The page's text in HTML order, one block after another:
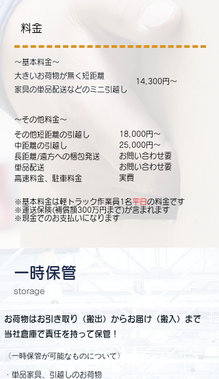
​料金
​～基本料金～
大きいお荷物が無く短距離
家具の単品配送などのミニ引越し
​14,300円～
～その他料金～
その他短距離の引越し
中距離の引越し
長距離/遠方への梱包発送
単品配送
高速料金、駐車料金
18,000円～
25,000円～
お問い合わせ要
お問い合わせ要
​実費
※基本料金は軽トラック作業員1名平日の料金です
※運送保険(補償額300万円まで)が含まれます
※現金でのお支払いになります
​一時保管
storage
お荷物はお引き取り（搬出）からお届け（搬入）まで
当社倉庫で責任を持って保管！
​〈一時保管が可能なものについて〉
・単品家具、引越しのお荷物